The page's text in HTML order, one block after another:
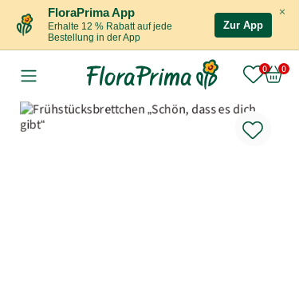
×
FloraPrima App
Erhalte 12 % Rabatt auf jede
Bestellung in der App
Zur App